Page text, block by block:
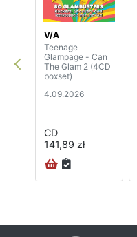
V/A
Teenage
Glampage - Can
The Glam 2 (4CD
boxset)
4.09.2026
CD
141,89 zł